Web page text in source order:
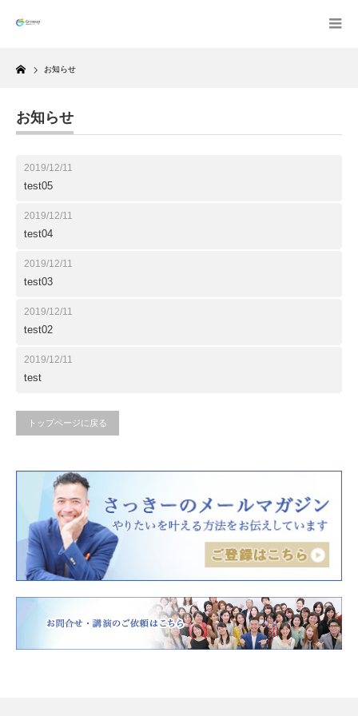
Home
お知らせ
お知らせ
2019/12/11
test05
2019/12/11
test04
2019/12/11
test03
2019/12/11
test02
2019/12/11
test
トップページに戻る